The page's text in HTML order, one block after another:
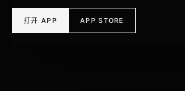
打开 APP APP STORE